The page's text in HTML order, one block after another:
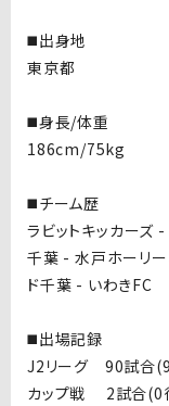
◼️出身地
東京都
◼️身長/体重
186cm/75kg
◼️チーム歴
ラビットキッカーズ
千葉 - 水戸ホーリ
ド千葉 - いわきFC
◼️出場記録
J2リーグ 90試合
カップ戦 2試合(0